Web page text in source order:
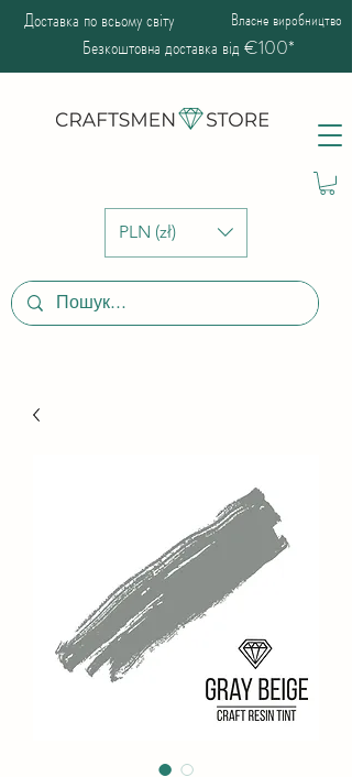
PLN (zł)
Доставка по всьому світу Власне виробництво
Безкоштовна доставка від €100*